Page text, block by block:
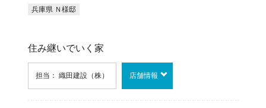
兵庫県 Ｎ様邸
住み継いでいく家
担当： 織田建設（株） 店舗情報